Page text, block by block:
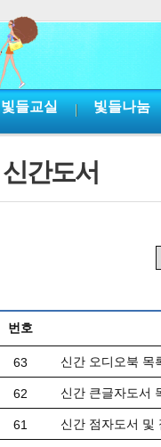
빛들교실 빛들나눔
신간도서
번호
63 신간 오디오북 목
62 신간 큰글자도서
61 신간 점자도서 및